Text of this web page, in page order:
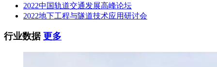
2022中国轨道交通发展高峰论坛
2022地下工程与隧道技术应用研讨会
行业数据更多